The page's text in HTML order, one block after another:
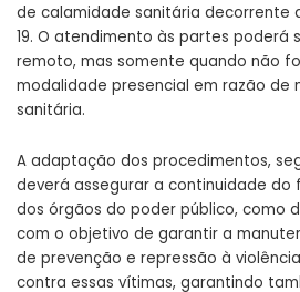
de calamidade sanitária decorrente
19. O atendimento às partes poderá
remoto, mas somente quando não
modalidade presencial em razão de
sanitária.
A adaptação dos procedimentos,
deverá assegurar a continuidade do
dos órgãos do poder público, como
com o objetivo de garantir a
de prevenção e repressão à
contra essas vítimas, garantindo